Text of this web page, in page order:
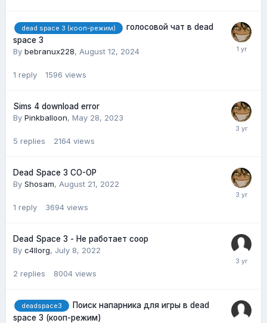
dead space 3 (кооп-режим)
голосовой чат в dead
space 3
By bebranux228, August 12, 2024
1 reply 1596 views
Sims 4 download error
By Pinkballoon, May 28, 2023
5 replies 2164 views
Dead Space 3 CO-OP
By Shosam, August 21, 2022
1 reply 3694 views
Dead Space 3 - Не работает coop
By c4llorg, July 8, 2022
2 replies 8004 views
deadspace3
Поиск напарника для игры в dead
space 3 (кооп-режим)